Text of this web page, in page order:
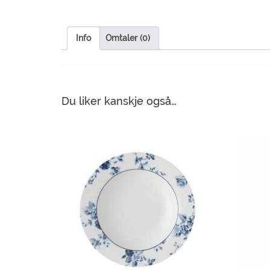
Info Omtaler (0)
Du liker kanskje også…